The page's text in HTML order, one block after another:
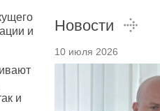
и
и
Новости
10 июля 2026